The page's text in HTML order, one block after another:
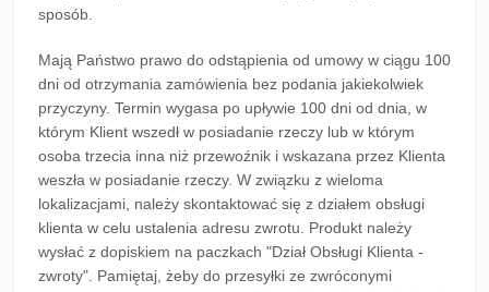
sposób.
Mają Państwo prawo do odstąpienia od umowy w ciągu 100
dni od otrzymania zamówienia bez podania jakiekolwiek
przyczyny. Termin wygasa po upływie 100 dni od dnia, w
którym Klient wszedł w posiadanie rzeczy lub w którym
osoba trzecia inna niż przewoźnik i wskazana przez Klienta
weszła w posiadanie rzeczy. W związku z wieloma
lokalizacjami, należy skontaktować się z działem obsługi
klienta w celu ustalenia adresu zwrotu. Produkt należy
wysłać z dopiskiem na paczkach "Dział Obsługi Klienta -
zwroty". Pamiętaj, żeby do przesyłki ze zwróconymi